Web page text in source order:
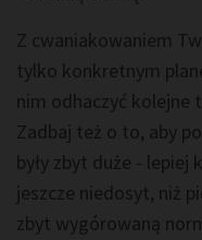
Z cwaniakowaniem
tylko konkretnym
nim odhaczyć kolejne
Zadbaj też o to, aby
były zbyt duże - lepiej
jeszcze niedosyt, niż
zbyt wygórowaną